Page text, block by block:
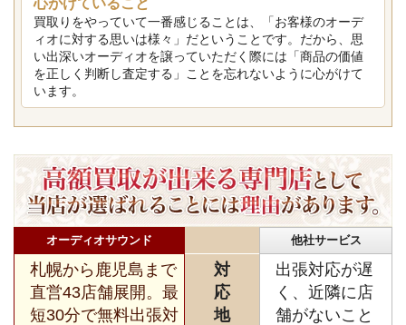
買取りをやっていて一番感じることは、「お客様のオーデ
ィオに対する思いは様々」だということです。だから、思
い出深いオーディオを譲っていただく際には「商品の価値
を正しく判断し査定する」ことを忘れないように心がけて
います。
オーディオサウンド 他社サービス
札幌から鹿児島まで
直営43店舗展開。最
短30分で無料出張対
対
応
地
出張対応が遅
く、近隣に店
舗がないこと